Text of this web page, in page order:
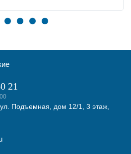
21
Подъемная, дом 12/1, 3 этаж,